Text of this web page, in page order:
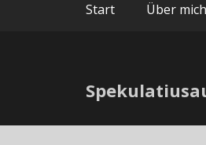
Start Über mich